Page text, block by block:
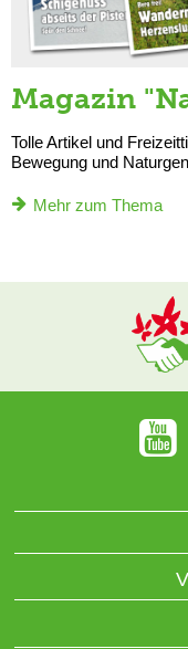
Magazin
Tolle Artikel und
Bewegung und
Mehr zum Thema